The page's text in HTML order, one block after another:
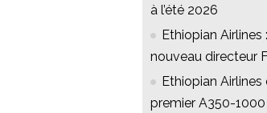
à l’été 2026
Ethiopian
nouveau directeur
Ethiopian
premier A350-